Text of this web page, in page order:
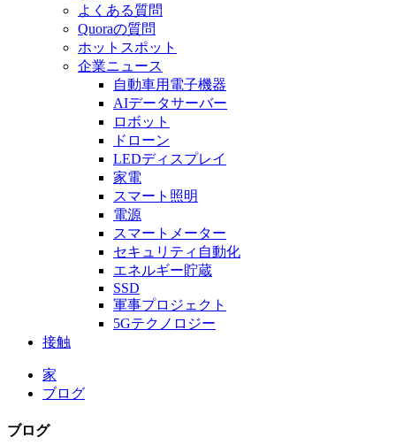
よくある質問
Quoraの質問
ホットスポット
企業ニュース
自動車用電子機器
AIデータサーバー
ロボット
ドローン
LEDディスプレイ
家電
スマート照明
電源
スマートメーター
セキュリティ自動化
エネルギー貯蔵
SSD
軍事プロジェクト
5Gテクノロジー
接触
家
ブログ
ブログ